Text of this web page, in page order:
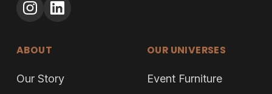
ABOUT
Our Story
OUR UNIVERSES
Event Furniture